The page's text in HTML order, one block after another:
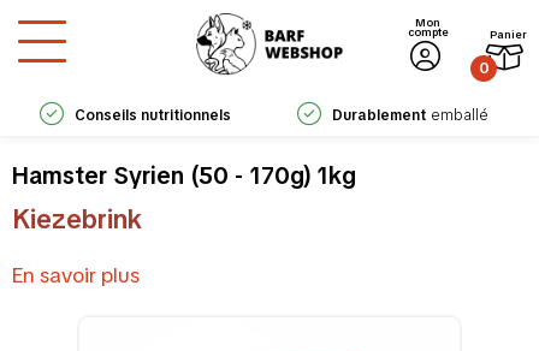
0
Panier
Mon
compte
Conseils nutritionnels Durablementemballé
Hamster Syrien (50 - 170g) 1kg
Kiezebrink
En savoir plus